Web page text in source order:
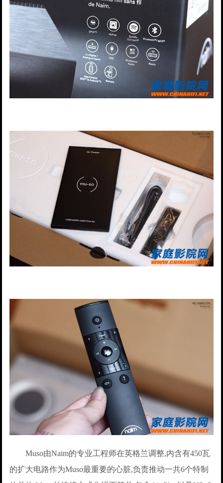
Muso由Naim的专业工程师在英格兰调整,内含有450瓦
的扩大电路作为Muso最重要的心脏,负责推动一共6个特制